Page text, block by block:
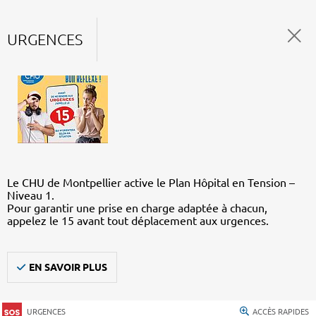
URGENCES
Le CHU de Montpellier active le Plan Hôpital en Tension –
Niveau 1.
Pour garantir une prise en charge adaptée à chacun,
appelez le 15 avant tout déplacement aux urgences.
EN SAVOIR PLUS
URGENCES ACCÈS RAPIDES